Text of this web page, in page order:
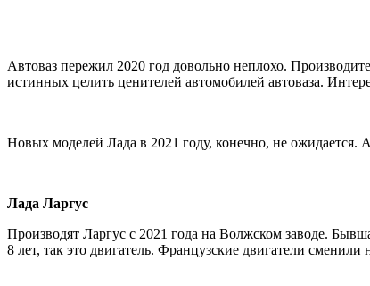
Автоваз пережил 2020 год довольно неплохо.
истинных целить ценителей автомобилей автоваза.
Новых моделей Лада в 2021 году, конечно, не
Лада Ларгус
Производят Ларгус с 2021 года на Волжском заводе.
8 лет, так это двигатель. Французские двигатели